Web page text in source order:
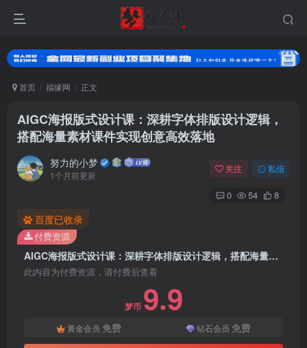
首页 福缘网 正文
AIGC海报版式设计课：深耕字体排版设计逻辑，
搭配海量素材课件实现创意高效落地
努力的小梦
1个月前更新
关注 私信
0 54 8
百度已收录
AIGC海报版式设计课：深耕字体排版设计逻辑，搭配海量素材课件实现创意高效落地
此内容为付费资源，请付费后查看
梦币 9.9
黄金会员 免费 钻石会员 免费
付费资源
扫码登录
使用